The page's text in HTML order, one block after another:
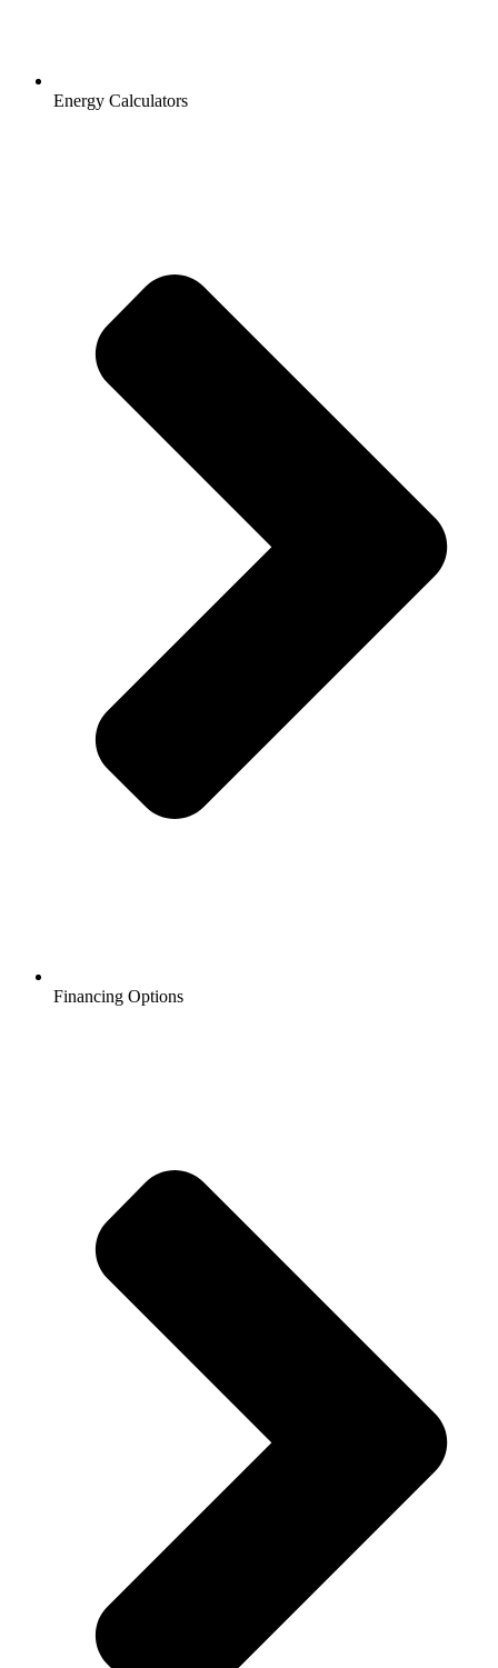
Energy Calculators
Financing Options